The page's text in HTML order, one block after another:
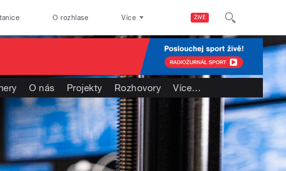
ŽIVĚ
O rozhlase Více
O nás Projekty Rozhovory Více…